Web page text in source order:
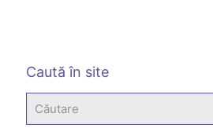
Caută în site